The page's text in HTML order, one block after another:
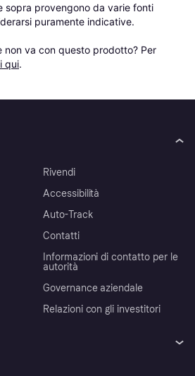
sopra provengono da varie fonti
puramente indicative.
non va con questo prodotto? Per
qui.
Rivendi
Accessibilità
Auto-Track
Contatti
Informazioni di contatto per le
autorità
Governance aziendale
Relazioni con gli investitori